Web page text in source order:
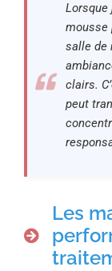
Lorsque
mousse
salle de
clairs.
peut
Les